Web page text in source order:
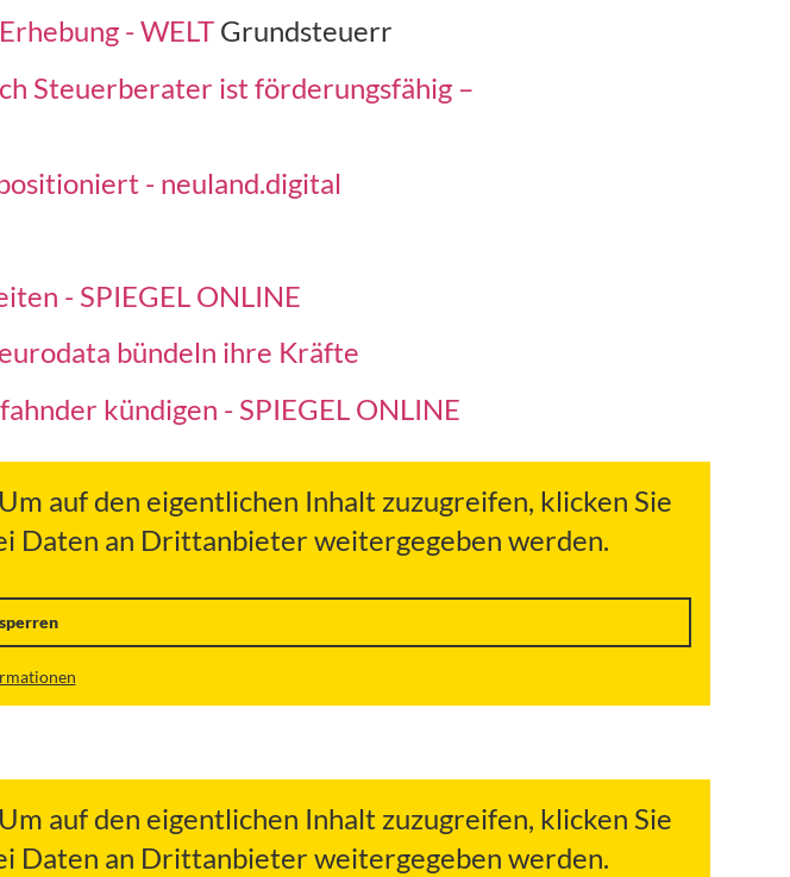
- WELT Grundsteuerr
Steuerberater ist förderungsfähig –
- neuland.digital
- SPIEGEL ONLINE
bündeln ihre Kräfte
kündigen - SPIEGEL ONLINE
auf den eigentlichen Inhalt zuzugreifen, klicken Sie
Daten an Drittanbieter weitergegeben werden.
auf den eigentlichen Inhalt zuzugreifen, klicken Sie
Daten an Drittanbieter weitergegeben werden.